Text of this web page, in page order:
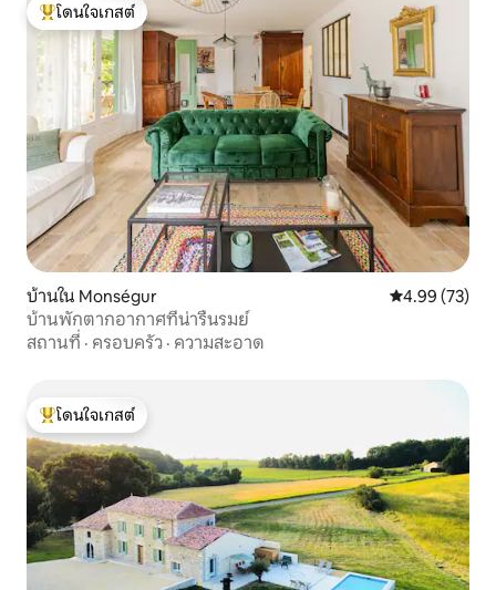
โดนใจเกสต์ที่สุด
โดนใจเกสต์
บ้านใน Monségur คะแนนเฉลี่ย
4.99 (73)
บ้านพักตากอากาศที่น่ารื่นรมย์
สถานที่ · ครอบครัว · ความสะอาด
โดนใจเกสต์ที่สุด
โดนใจเกสต์